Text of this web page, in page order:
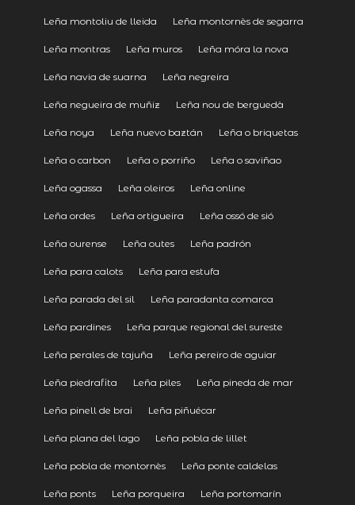
Leña montoliu de lleida Leña montornès de segarra
Leña montras Leña muros Leña móra la nova
Leña navia de suarna Leña negreira
Leña negueira de muñiz Leña nou de berguedà
Leña noya Leña nuevo baztán Leña o briquetas
Leña o carbon Leña o porriño Leña o saviñao
Leña ogassa Leña oleiros Leña online
Leña ordes Leña ortigueira Leña ossó de sió
Leña ourense Leña outes Leña padrón
Leña para calots Leña para estufa
Leña parada del sil Leña paradanta comarca
Leña pardines Leña parque regional del sureste
Leña perales de tajuña Leña pereiro de aguiar
Leña piedrafita Leña piles Leña pineda de mar
Leña pinell de brai Leña piñuécar
Leña plana del lago Leña pobla de lillet
Leña pobla de montornès Leña ponte caldelas
Leña ponts Leña porqueira Leña portomarín